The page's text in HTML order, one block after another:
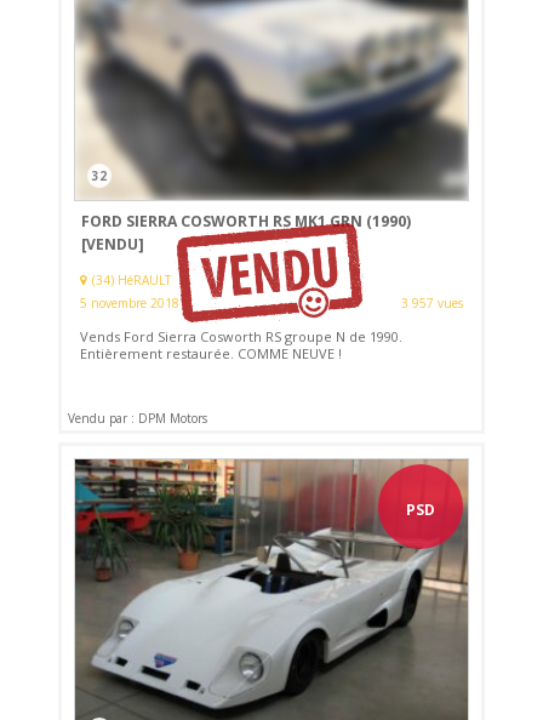
32
FORD SIERRA COSWORTH RS MK1 GRN (1990)
[VENDU]
(34) HéRAULT
5 novembre 2018
3 957 vues
Vends Ford Sierra Cosworth RS groupe N de 1990.
Entièrement restaurée. COMME NEUVE !
Vendu par : DPM Motors
PSD